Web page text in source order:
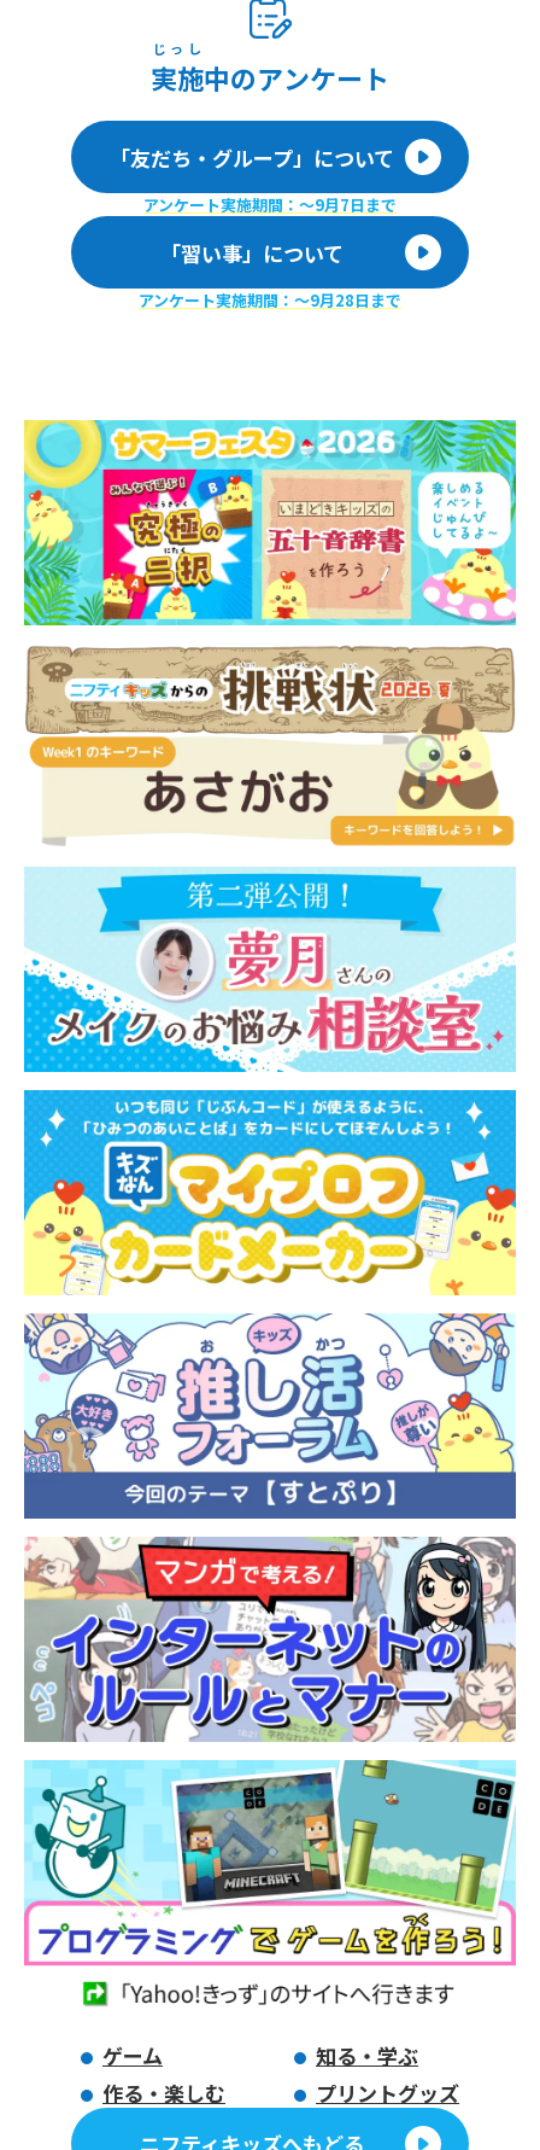
実施
じっし
中のアンケート
「友だち・グループ」について
アンケート実施期間：〜9月7日まで
「習い事」について
アンケート実施期間：〜9月28日まで
ゲーム
知る・学ぶ
作る・楽しむ
プリントグッズ
ニフティキッズへもどる